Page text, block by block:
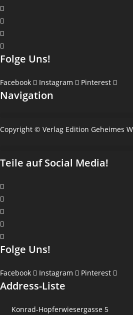
Folge Uns!
Facebook Instagram Pinterest
Navigation
Copyright © Verlag Edition Geheimes
Teile auf Social Media!
Folge Uns!
Facebook Instagram Pinterest
Address-Liste
Konrad-Hopferwiesergasse 5